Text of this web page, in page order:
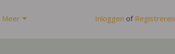
Meer Inloggen of Registreren